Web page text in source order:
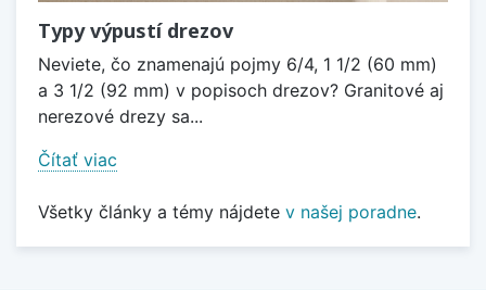
Typy výpustí drezov
Neviete, čo znamenajú pojmy 6/4, 1 1/2 (60 mm)
a 3 1/2 (92 mm) v popisoch drezov? Granitové aj
nerezové drezy sa...
Čítať viac
Všetky články a témy nájdete v našej poradne.